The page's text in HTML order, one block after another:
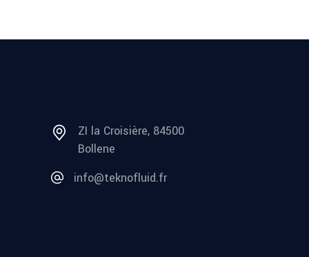
ZI la Croisière, 84500
Bollene
info@teknofluid.fr